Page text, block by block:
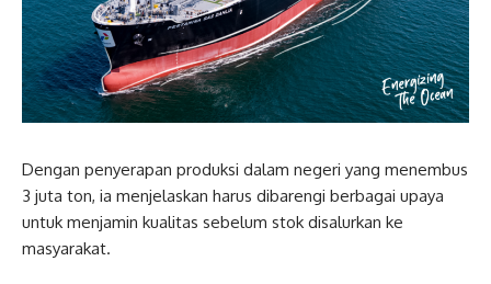
Dengan penyerapan produksi dalam negeri yang menembus
3 juta ton, ia menjelaskan harus dibarengi berbagai upaya
untuk menjamin kualitas sebelum stok disalurkan ke
masyarakat.